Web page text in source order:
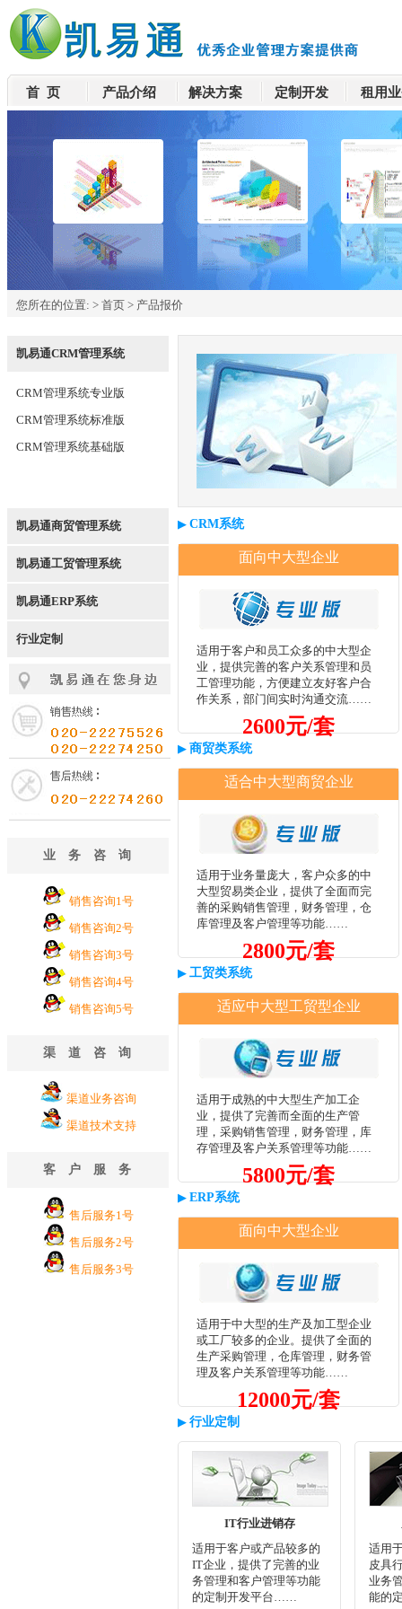
首 页 产品介绍 解决方案 定制开发 租用
您所在的位置: > 首页 > 产品报价
凯易通CRM管理系统
CRM管理系统专业版
CRM管理系统标准版
CRM管理系统基础版
凯易通商贸管理系统
凯易通工贸管理系统
凯易通ERP系统
行业定制
业务咨询
销售咨询1号
销售咨询2号
销售咨询3号
销售咨询4号
销售咨询5号
渠道咨询
渠道业务咨询
渠道技术支持
客户服务
售后服务1号
售后服务2号
售后服务3号
▶ CRM系统
面向中大型企业
适用于客户和员工众多的中大型企
业，提供完善的客户关系管理和员
工管理功能，方便建立友好客户合
作关系，部门间实时沟通交流……
2600元/套
▶ 商贸类系统
适合中大型商贸企业
适用于业务量庞大，客户众多的中
大型贸易类企业，提供了全面而完
善的采购销售管理，财务管理，仓
库管理及客户管理等功能……
2800元/套
▶ 工贸类系统
适应中大型工贸型企业
适用于成熟的中大型生产加工企
业，提供了完善而全面的生产管
理，采购销售管理，财务管理，库
存管理及客户关系管理等功能……
5800元/套
▶ ERP系统
面向中大型企业
适用于中大型的生产及加工型企业
或工厂较多的企业。提供了全面的
生产采购管理，仓库管理，财务管
理及客户关系管理等功能……
12000元/套
▶ 行业定制
IT行业进销存
适用于客户或产品较多的
IT企业，提供了完善的业
务管理和客户管理等功能
的定制开发平台……
适用
皮具
业务
能的